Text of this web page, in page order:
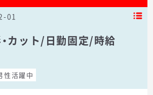
01
カット/日勤固定/時給
性活躍中